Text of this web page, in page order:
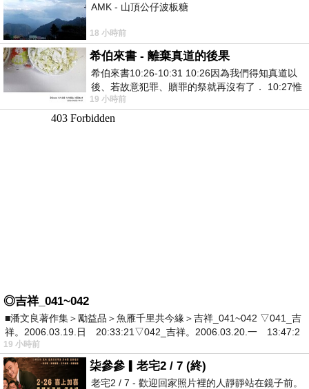
AMK - 山頂公仔波板糖
18 小時前
希伯來書 - 離棄真道的後果
希伯來書10:26-10:31 10:26因為我們得知真道以
後、若故意犯罪、贖罪的祭就再沒有了． 10:27惟
有戰懼等候審判和那燒滅眾敵人的烈火
19 小時前
◎吉祥_041~042
■潘文良著作集＞勵益品＞魚雁千里共今緣＞吉祥_041~042 ▽041_吉
祥。2006.03.19.日 20:33:21▽042_吉祥。2006.03.20.一 13:47:2
19 小時前
柒參參▎老宅2 / 7 (終)
老宅2 / 7 - 歡迎回家照片裡的人靜靜站在鏡子前。